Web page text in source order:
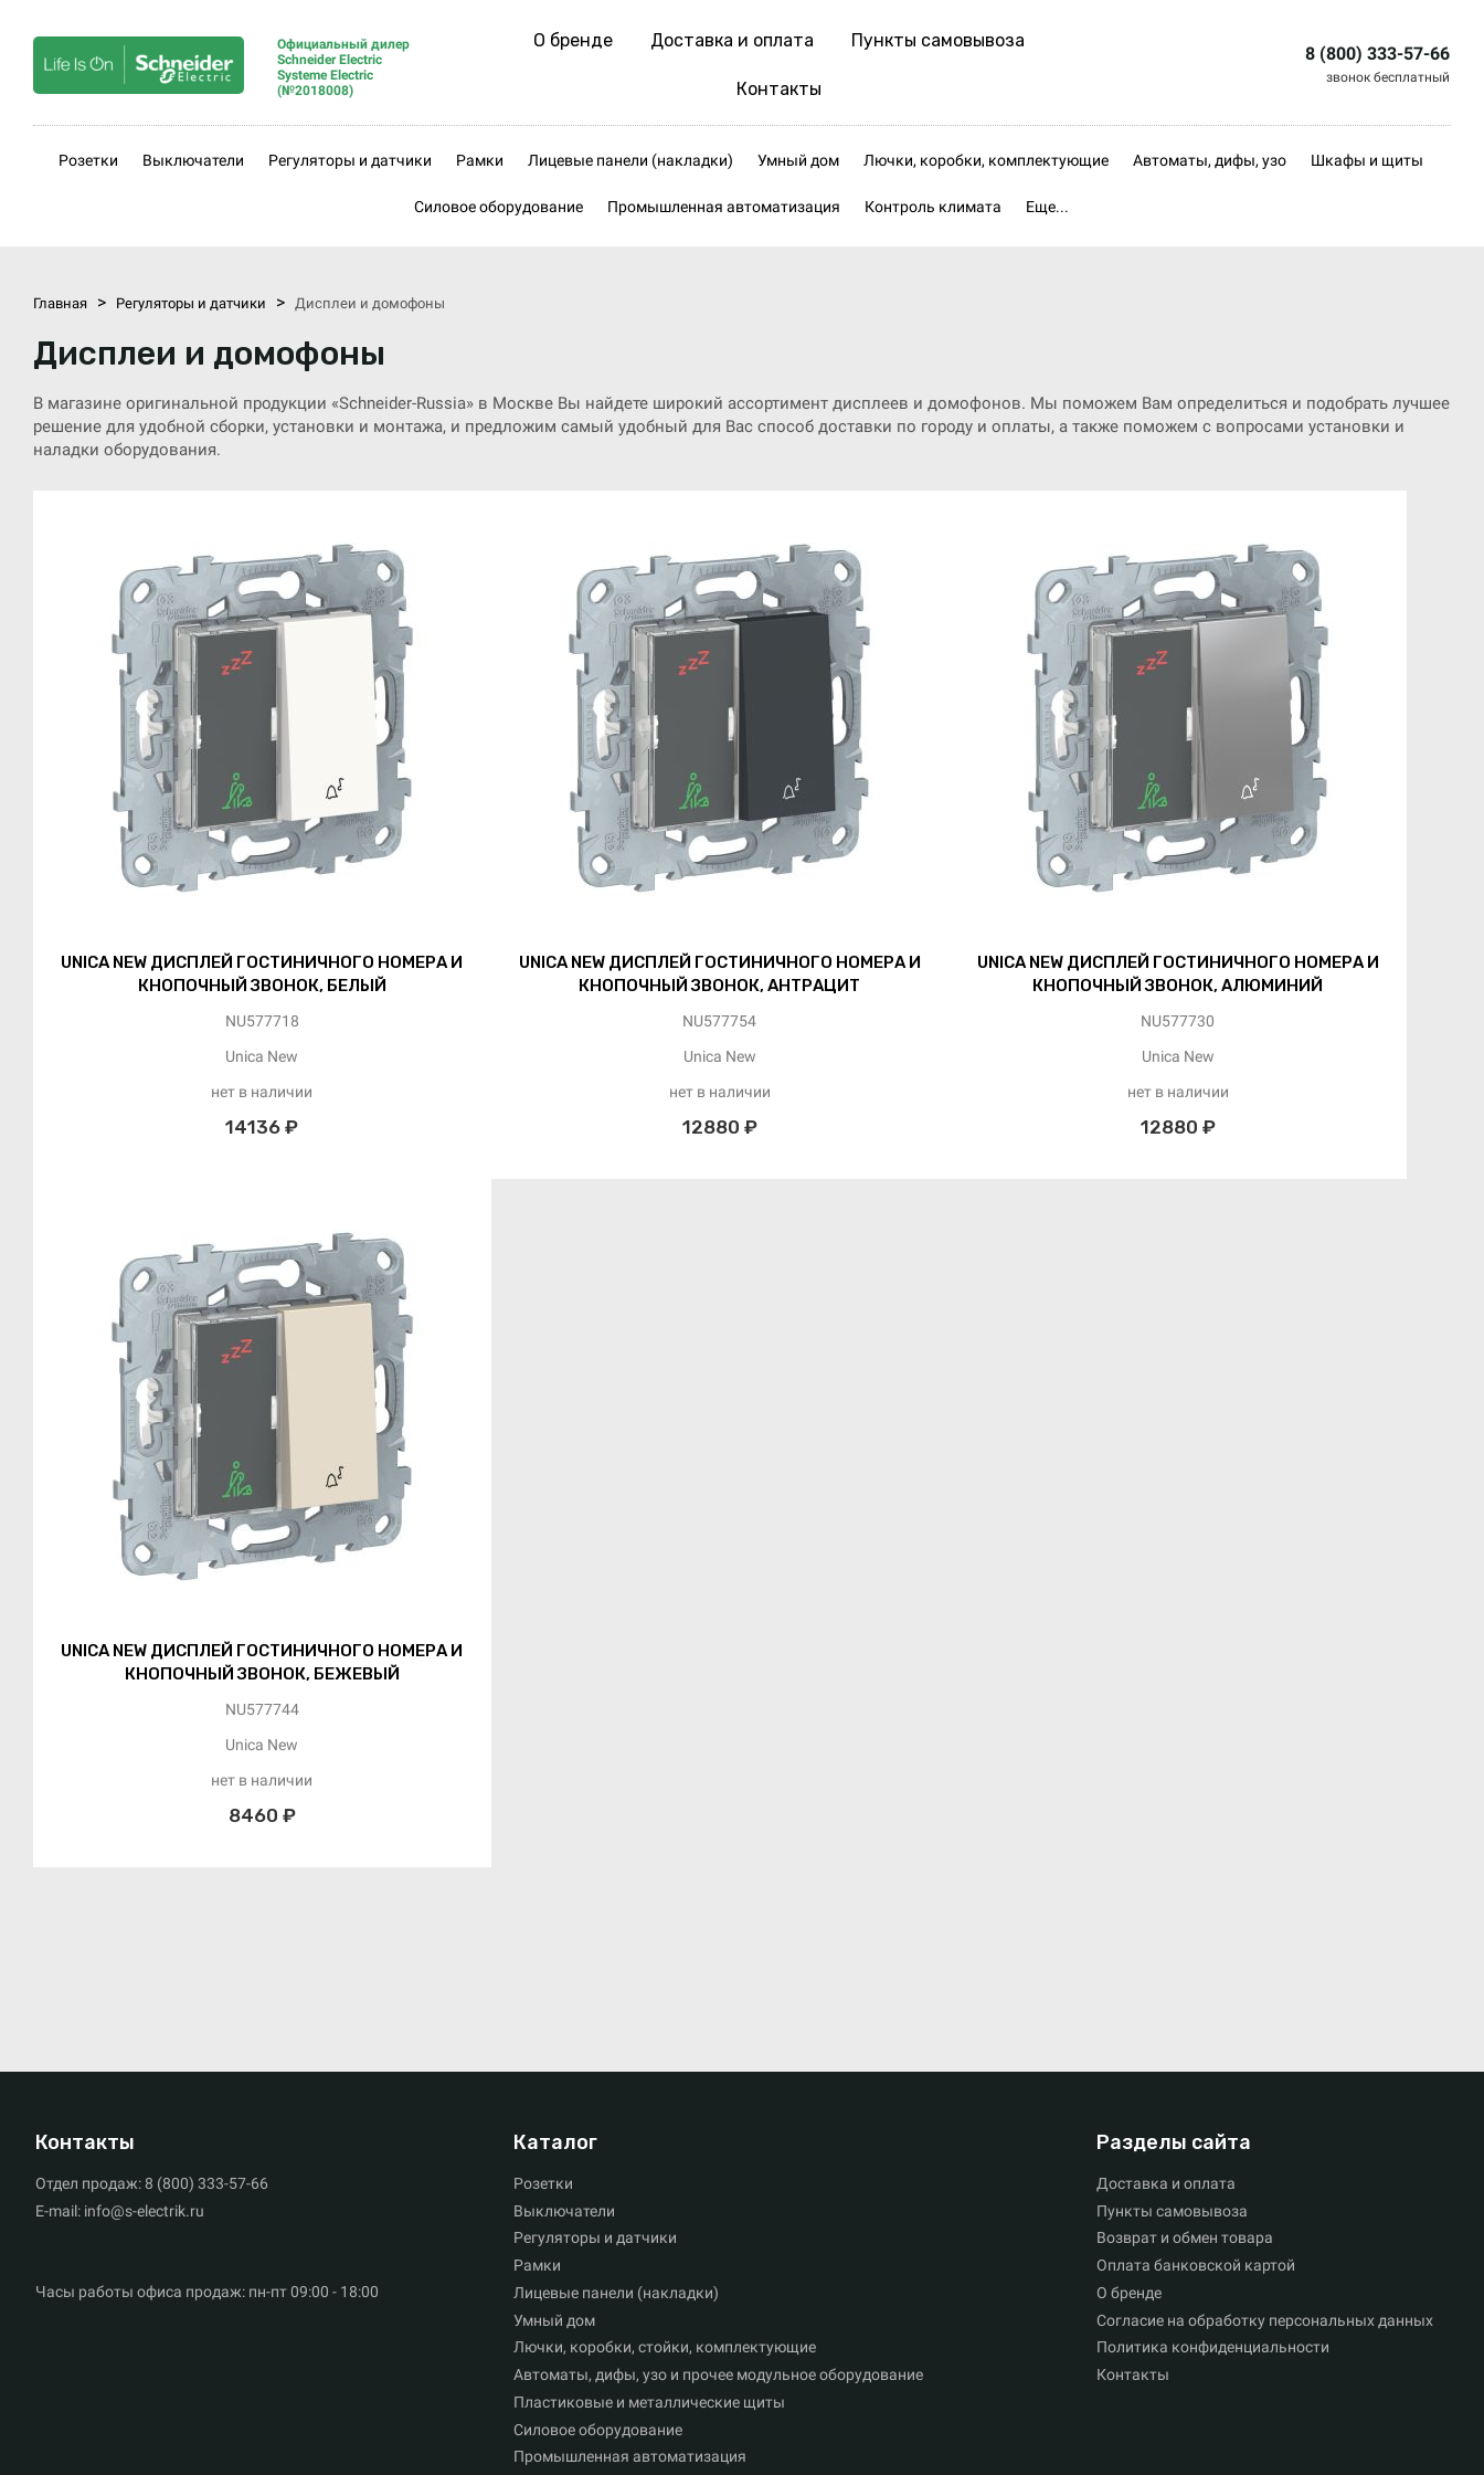
Официальный дилер
Schneider Electric
Systeme Electric
(№2018008)
О бренде Доставка и оплата Пункты самовывоза
Контакты
8 (800) 333-57-66
звонок бесплатный
Розетки Выключатели Регуляторы и датчики Рамки Лицевые панели (накладки) Умный дом Лючки, коробки, комплектующие Автоматы, дифы, узо Шкафы и щиты
Силовое оборудование Промышленная автоматизация Контроль климата Еще...
Главная > Регуляторы и датчики > Дисплеи и домофоны
Дисплеи и домофоны
В магазине оригинальной продукции «Schneider-Russia» в Москве Вы найдете широкий ассортимент дисплеев и домофонов. Мы поможем Вам определиться и подобрать лучшее
решение для удобной сборки, установки и монтажа, и предложим самый удобный для Вас способ доставки по городу и оплаты, а также поможем с вопросами установки и
наладки оборудования.
UNICA NEW ДИСПЛЕЙ ГОСТИНИЧНОГО НОМЕРА И
КНОПОЧНЫЙ ЗВОНОК, БЕЛЫЙ
NU577718
Unica New
нет в наличии
14136 ₽
UNICA NEW ДИСПЛЕЙ ГОСТИНИЧНОГО НОМЕРА И
КНОПОЧНЫЙ ЗВОНОК, АНТРАЦИТ
NU577754
Unica New
нет в наличии
12880 ₽
UNICA NEW ДИСПЛЕЙ ГОСТИНИЧНОГО НОМЕРА И
КНОПОЧНЫЙ ЗВОНОК, АЛЮМИНИЙ
NU577730
Unica New
нет в наличии
12880 ₽
UNICA NEW ДИСПЛЕЙ ГОСТИНИЧНОГО НОМЕРА И
КНОПОЧНЫЙ ЗВОНОК, БЕЖЕВЫЙ
NU577744
Unica New
нет в наличии
8460 ₽
Контакты
Отдел продаж: 8 (800) 333-57-66
E-mail: info@s-electrik.ru
Часы работы офиса продаж: пн-пт 09:00 - 18:00
Каталог
Розетки
Выключатели
Регуляторы и датчики
Рамки
Лицевые панели (накладки)
Умный дом
Лючки, коробки, стойки, комплектующие
Автоматы, дифы, узо и прочее модульное оборудование
Пластиковые и металлические щиты
Силовое оборудование
Промышленная автоматизация
Разделы сайта
Доставка и оплата
Пункты самовывоза
Возврат и обмен товара
Оплата банковской картой
О бренде
Согласие на обработку персональных данных
Политика конфиденциальности
Контакты